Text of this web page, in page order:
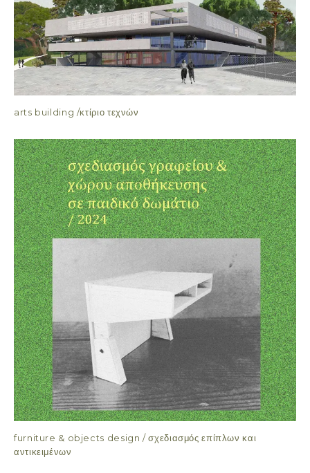
arts building /κτίριο τεχνών
furniture & objects design / σχεδιασμός επίπλων και
αντικειμένων